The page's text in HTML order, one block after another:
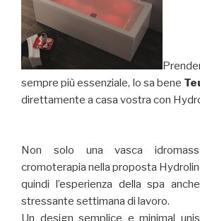
sempre più essenziale, lo sa bene
direttamente a casa vostra con
Non solo una vasca
cromoterapia nella proposta
quindi l’esperienza della spa
stressante settimana di lavoro.
Un design semplice e minimal